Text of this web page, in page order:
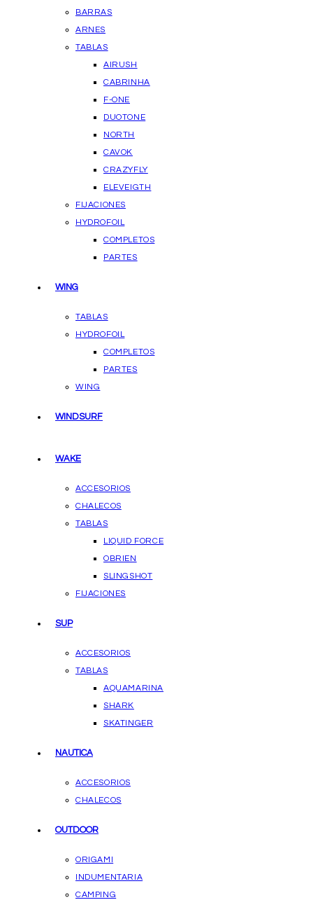
BARRAS
ARNES
TABLAS
AIRUSH
CABRINHA
F-ONE
DUOTONE
NORTH
CAVOK
CRAZYFLY
ELEVEIGTH
FIJACIONES
HYDROFOIL
COMPLETOS
PARTES
WING
TABLAS
HYDROFOIL
COMPLETOS
PARTES
WING
WINDSURF
WAKE
ACCESORIOS
CHALECOS
TABLAS
LIQUID FORCE
OBRIEN
SLINGSHOT
FIJACIONES
SUP
ACCESORIOS
TABLAS
AQUAMARINA
SHARK
SKATINGER
NAUTICA
ACCESORIOS
CHALECOS
OUTDOOR
ORIGAMI
INDUMENTARIA
CAMPING